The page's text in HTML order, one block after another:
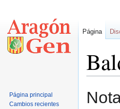
Página
Página principal
Cambios recientes